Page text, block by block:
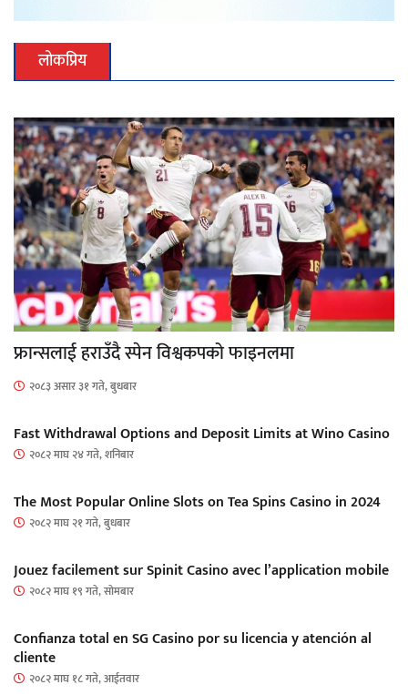
लोकप्रिय
फ्रान्सलाई हराउँदै स्पेन विश्वकपको फाइनलमा
२०८३ असार ३१ गते, बुधबार
Fast Withdrawal Options and Deposit Limits at Wino Casino
२०८२ माघ २४ गते, शनिबार
The Most Popular Online Slots on Tea Spins Casino in 2024
२०८२ माघ २१ गते, बुधबार
Jouez facilement sur Spinit Casino avec l’application mobile
२०८२ माघ १९ गते, सोमबार
Confianza total en SG Casino por su licencia y atención al
cliente
२०८२ माघ १८ गते, आईतवार